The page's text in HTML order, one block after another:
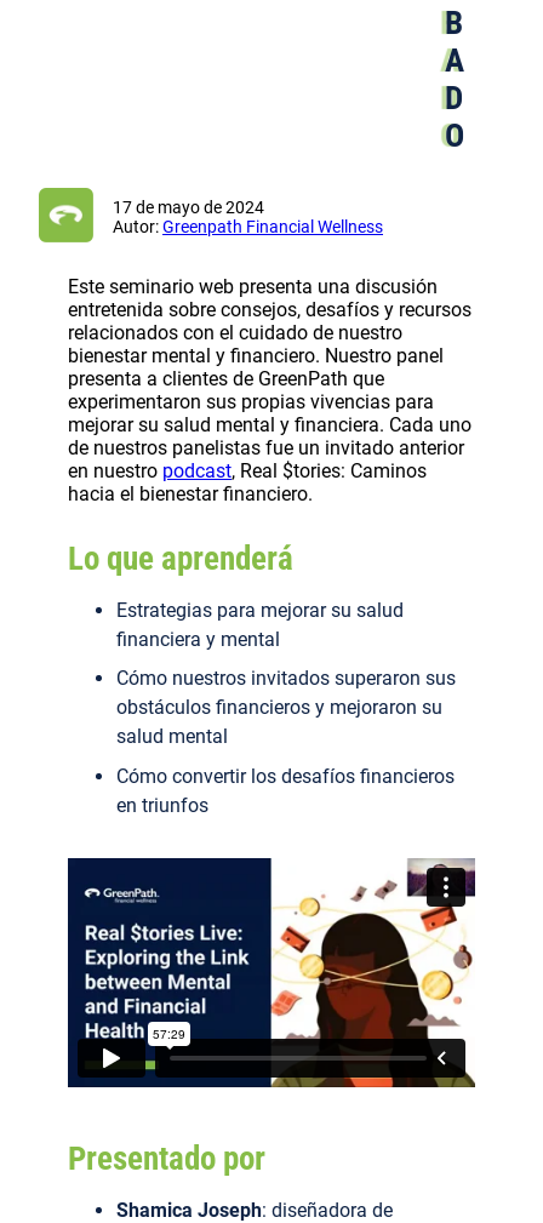
B
A
D
O
17 de mayo de 2024
Autor:Greenpath Financial Wellness
Este seminario web presenta una discusión
entretenida sobre consejos, desafíos y recursos
relacionados con el cuidado de nuestro
bienestar mental y financiero. Nuestro panel
presenta a clientes de GreenPath que
experimentaron sus propias vivencias para
mejorar su salud mental y financiera. Cada uno
de nuestros panelistas fue un invitado anterior
en nuestro podcast, Real $tories: Caminos
hacia el bienestar financiero.
Lo que aprenderá
Estrategias para mejorar su salud
financiera y mental
Cómo nuestros invitados superaron sus
obstáculos financieros y mejoraron su
salud mental
Cómo convertir los desafíos financieros
en triunfos
Presentado por
Shamica Joseph: diseñadora de